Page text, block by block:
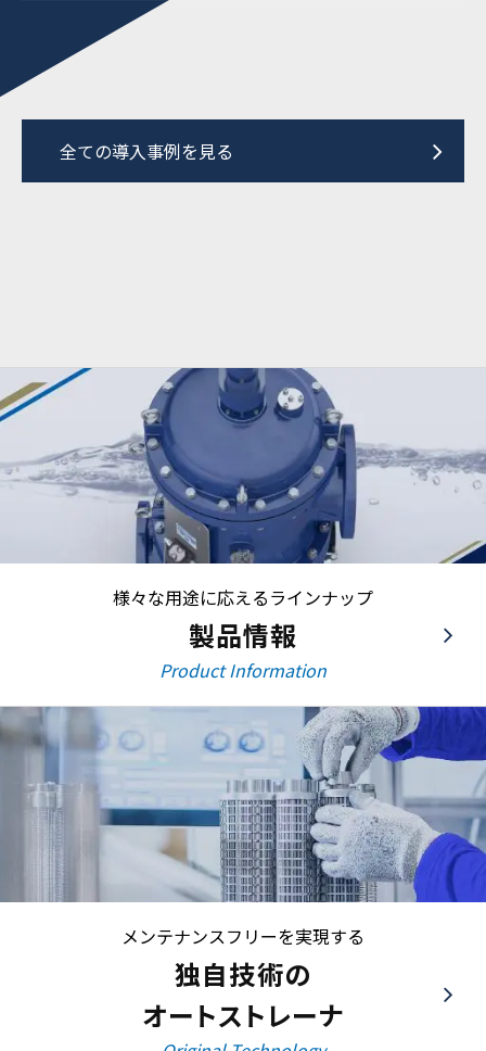
全ての導入事例を見る
様々な用途に応えるラインナップ
製品情報
Product Information
メンテナンスフリーを実現する
独自技術の
オートストレーナ